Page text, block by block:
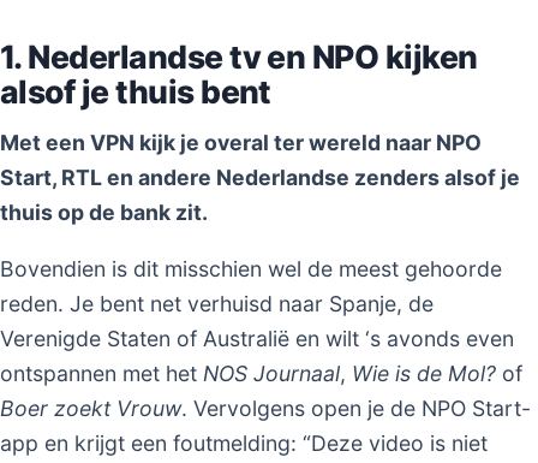
1. Nederlandse tv en NPO kijken
alsof je thuis bent
Met een VPN kijk je overal ter wereld naar NPO
Start, RTL en andere Nederlandse zenders alsof je
thuis op de bank zit.
Bovendien is dit misschien wel de meest gehoorde
reden. Je bent net verhuisd naar Spanje, de
Verenigde Staten of Australië en wilt ‘s avonds even
ontspannen met het NOS Journaal, Wie is de Mol? of
Boer zoekt Vrouw. Vervolgens open je de NPO Start-
app en krijgt een foutmelding: “Deze video is niet